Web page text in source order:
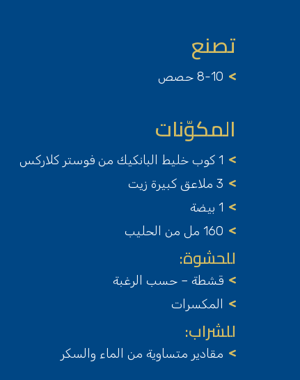
تصنع
8-10 حصص
المكوّنات
1 كوب خليط البانكيك من فوستر كلاركس
3 ملاعق كبيرة زيت
1 بيضة
160 مل من الحليب
للحشوة:
قشطة – حسب الرغبة
المكسرات
للشراب:
مقادير متساوية من الماء والسكر